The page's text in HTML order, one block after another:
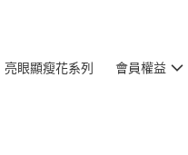
亮眼顯瘦花系列 會員權益